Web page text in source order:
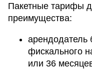
Пакетные тарифы
преимущества:
арендодатель
фискального
или 36